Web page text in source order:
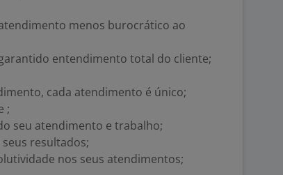
menos burocrático ao
entendimento total do cliente;
cada atendimento é único;
;
seu atendimento e trabalho;
resultados;
nos seus atendimentos;